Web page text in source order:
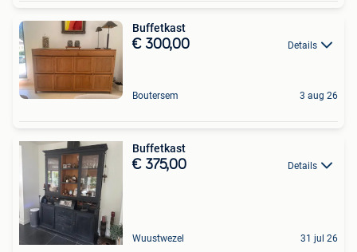
Buffetkast
€ 300,00 Details
Boutersem 3 aug 26
Buffetkast
€ 375,00 Details
Wuustwezel 31 jul 26